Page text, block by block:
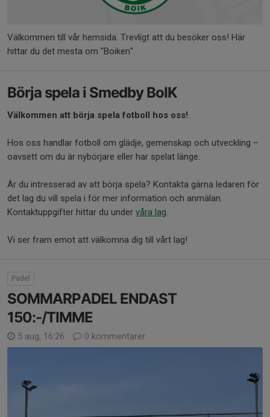
Välkommen till vår hemsida. Trevligt att du besöker oss! Här
hittar du det mesta om "Boiken".
Börja spela i Smedby BoIK
Välkommen att börja spela fotboll hos oss!
Hos oss handlar fotboll om glädje, gemenskap och utveckling –
oavsett om du är nybörjare eller har spelat länge.
Är du intresserad av att börja spela? Kontakta gärna ledaren för
det lag du vill spela i för mer information och anmälan.
Kontaktuppgifter hittar du under våra lag
Vi ser fram emot att välkomna dig till vårt lag!
Padel
SOMMARPADEL ENDAST
150:-/TIMME
5 aug, 16:26 0 kommentarer